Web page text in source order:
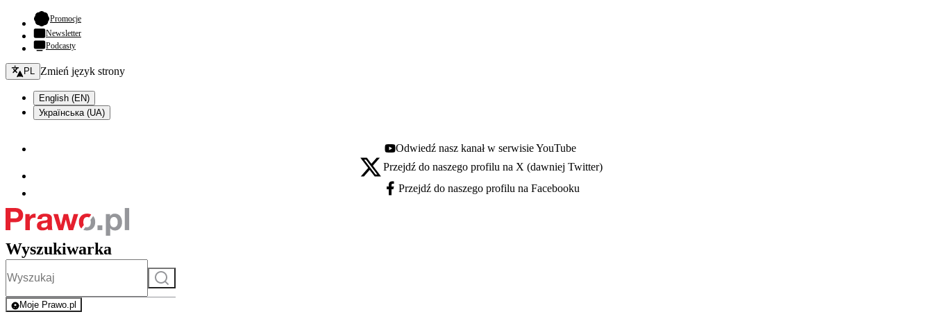
Promocje- otwiera się w nowej karcie
Newsletter
Podcasty
Zmień język - bieżący:
PL Zmień język strony
English (EN)
Українська (UA)
Youtube - otwiera się w nowej karcie
Odwiedź nasz kanał w serwisie YouTube
X - otwiera się w nowej karcie
Przejdź do naszego profilu na X (dawniej Twitter)
Facebook - otwiera się w nowej karcie
Przejdź do naszego profilu na Facebooku
Wyszukiwarka
Szukaj
Moje Prawo.pl
- rejestracja i logowanie do serwisu